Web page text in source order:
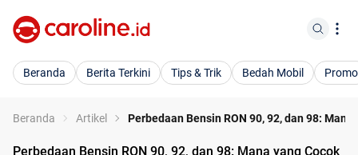
Beranda Berita Terkini Tips & Trik Bedah Mobil Promo
Beranda Artikel Perbedaan Bensin RON 90, 92, dan 98:
Perbedaan Bensin RON 90, 92, dan 98: Mana yang Cocok